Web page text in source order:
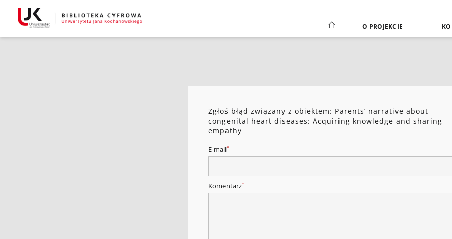
O PROJEKCIE
Zgłoś błąd związany z obiektem: Parents’ narrative about
congenital heart diseases: Acquiring knowledge and sharing
empathy
E-mail*
Komentarz*